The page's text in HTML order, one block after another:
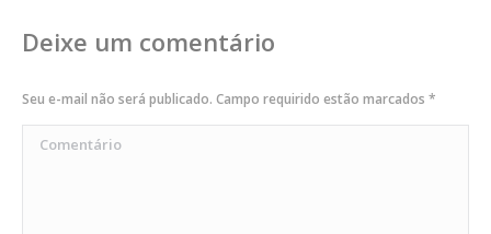
Deixe um comentário
Seu e-mail não será publicado. Campo requirido estão marcados *
Comentário